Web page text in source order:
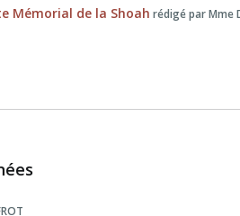
Mémorial de la Shoah rédigé par Mme